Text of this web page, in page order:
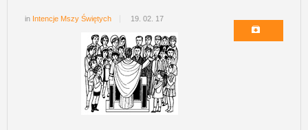
in Intencje Mszy Świętych 19. 02. 17